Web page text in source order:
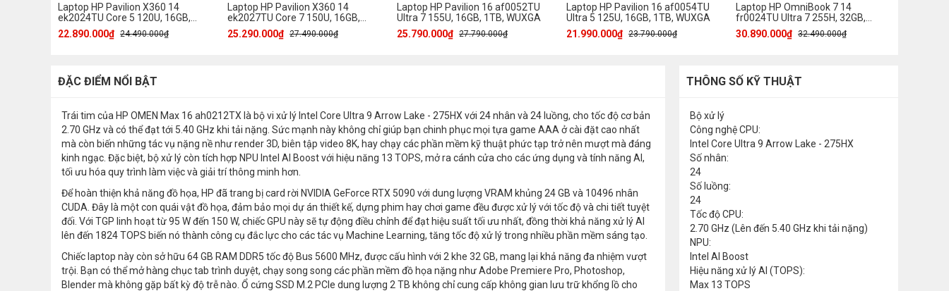
Laptop HP Pavilion X360 14
ek2024TU Core 5 120U, 16GB,
512GB, Full HD, Cảm ứng
22.890.000₫ 24.490.000₫
Laptop HP Pavilion X360 14
ek2027TU Core 7 150U, 16GB,
512GB, Full HD, Cảm ứng
25.290.000₫ 27.490.000₫
Laptop HP Pavilion 16 af0052TU
Ultra 7 155U, 16GB, 1TB, WUXGA
25.790.000₫ 27.790.000₫
Laptop HP Pavilion 16 af0054TU
Ultra 5 125U, 16GB, 1TB, WUXGA
21.990.000₫ 23.790.000₫
Laptop HP OmniBook 7 14
fr0024TU Ultra 7 255H, 32GB,
512GB, WUXGA
30.890.000₫ 32.490.000₫
ĐẶC ĐIỂM NỔI BẬT
Trái tim của HP OMEN Max 16 ah0212TX là bộ vi xử lý Intel Core Ultra 9 Arrow Lake - 275HX với 24 nhân và 24 luồng, cho tốc độ cơ bản
2.70 GHz và có thể đạt tới 5.40 GHz khi tải nặng. Sức mạnh này không chỉ giúp bạn chinh phục mọi tựa game AAA ở cài đặt cao nhất
mà còn biến những tác vụ nặng nề như render 3D, biên tập video 8K, hay chạy các phần mềm kỹ thuật phức tạp trở nên mượt mà đáng
kinh ngạc. Đặc biệt, bộ xử lý còn tích hợp NPU Intel AI Boost với hiệu năng 13 TOPS, mở ra cánh cửa cho các ứng dụng và tính năng AI,
tối ưu hóa quy trình làm việc và giải trí thông minh hơn.
Để hoàn thiện khả năng đồ họa, HP đã trang bị card rời NVIDIA GeForce RTX 5090 với dung lượng VRAM khủng 24 GB và 10496 nhân
CUDA. Đây là một con quái vật đồ họa, đảm bảo mọi dự án thiết kế, dựng phim hay chơi game đều được xử lý với tốc độ và chi tiết tuyệt
đối. Với TGP linh hoạt từ 95 W đến 150 W, chiếc GPU này sẽ tự động điều chỉnh để đạt hiệu suất tối ưu nhất, đồng thời khả năng xử lý AI
lên đến 1824 TOPS biến nó thành công cụ đắc lực cho các tác vụ Machine Learning, tăng tốc độ xử lý trong nhiều phần mềm sáng tạo.
Chiếc laptop này còn sở hữu 64 GB RAM DDR5 tốc độ Bus 5600 MHz, được cấu hình với 2 khe 32 GB, mang lại khả năng đa nhiệm vượt
trội. Bạn có thể mở hàng chục tab trình duyệt, chạy song song các phần mềm đồ họa nặng như Adobe Premiere Pro, Photoshop,
Blender mà không gặp bất kỳ độ trễ nào. Ổ cứng SSD M.2 PCIe dung lượng 2 TB không chỉ cung cấp không gian lưu trữ khổng lồ cho
THÔNG SỐ KỸ THUẬT
Bộ xử lý
Công nghệ CPU:
Intel Core Ultra 9 Arrow Lake - 275HX
Số nhân:
24
Số luồng:
24
Tốc độ CPU:
2.70 GHz (Lên đến 5.40 GHz khi tải nặng)
NPU:
Intel AI Boost
Hiệu năng xử lý AI (TOPS):
Max 13 TOPS